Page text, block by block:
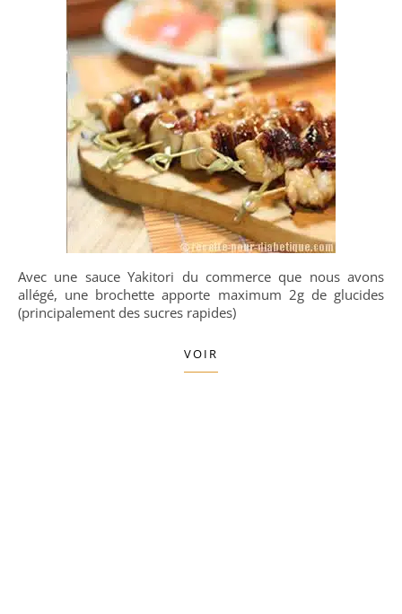
Avec une sauce Yakitori du commerce que nous avons
allégé, une brochette apporte maximum 2g de glucides
(principalement des sucres rapides)
VOIR